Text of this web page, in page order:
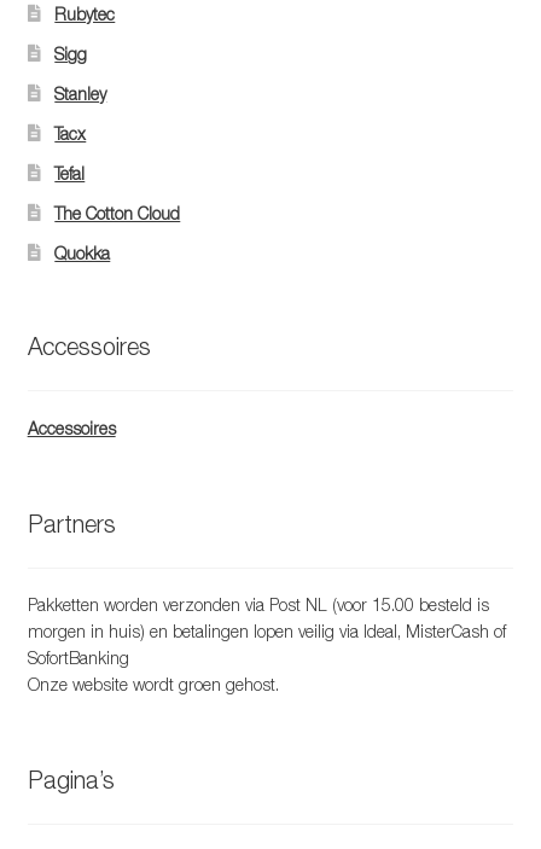
Rubytec
Sigg
Stanley
Tacx
Tefal
The Cotton Cloud
Quokka
Accessoires
Accessoires
Partners
Pakketten worden verzonden via Post NL (voor 15.00 besteld is
morgen in huis) en betalingen lopen veilig via Ideal, MisterCash of
SofortBanking
Onze website wordt groen gehost.
Pagina’s